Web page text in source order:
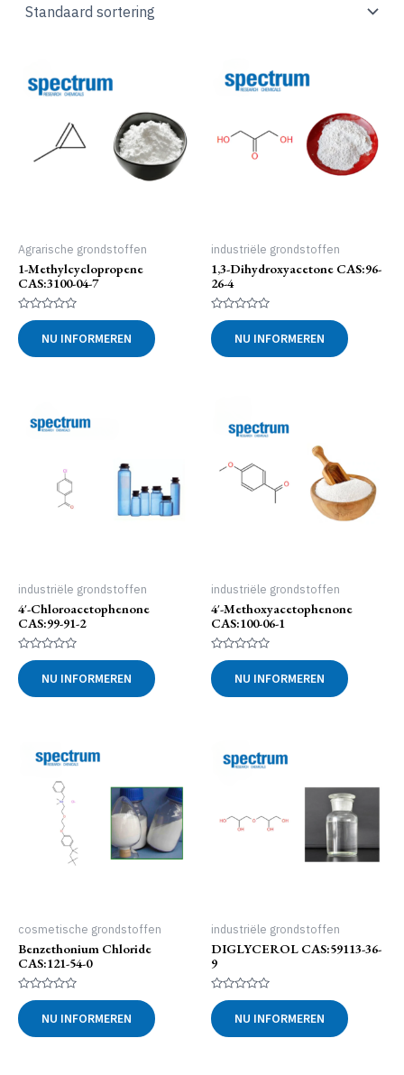
Agrarische grondstoffen
1-Methylcyclopropene
CAS:3100-04-7
Gewaardeerd
0
uit
5
NU INFORMEREN
industriële grondstoffen
1,3-Dihydroxyacetone CAS:96-
26-4
Gewaardeerd
0
uit
5
NU INFORMEREN
industriële grondstoffen
4′-Chloroacetophenone
CAS:99-91-2
Gewaardeerd
0
uit
5
NU INFORMEREN
industriële grondstoffen
4′-Methoxyacetophenone
CAS:100-06-1
Gewaardeerd
0
uit
5
NU INFORMEREN
cosmetische grondstoffen
Benzethonium Chloride
CAS:121-54-0
Gewaardeerd
0
uit
5
NU INFORMEREN
industriële grondstoffen
DIGLYCEROL CAS:59113-36-
9
Gewaardeerd
0
uit
5
NU INFORMEREN